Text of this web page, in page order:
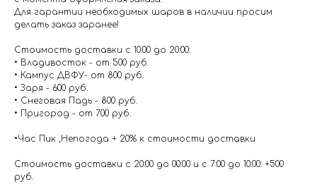
Для гарантии необходимых шаров в наличии просим
делать заказ заранее!
Стоимость доставки с 10.00 до 20:00:
• Владивосток - от 500 руб.
• Кампус ДВФУ- от 800 руб.
• Заря - 600 руб.
• Снеговая Падь - 800 руб.
• Пригород - от 700 руб.
•Час Пик ,Непогода + 20% к стоимости доставки
Стоимость доставки с 20:00 до 00:00 и с 7:00 до 10:00: +500
руб.